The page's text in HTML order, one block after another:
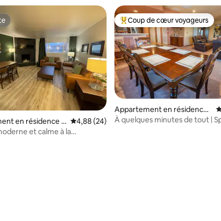
en résidence ⋅
Évaluation moyenne sur la base de 24
4,88 (24)
et calme à la
Coups de cœur voyageurs les
Coup de cœur voyageurs
Appartement en résidence ⋅
Colorado Springs
À quelques minutes de tout |